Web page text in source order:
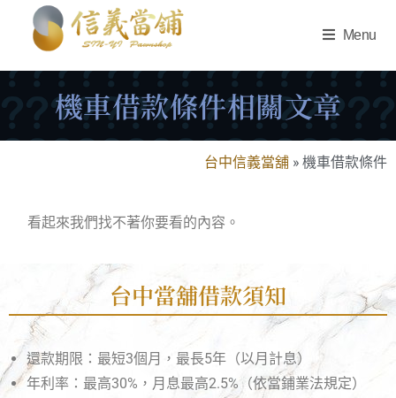
Menu
機車借款條件相關文章
台中信義當舖 »機車借款條件
看起來我們找不著你要看的內容。
台中當舖借款須知
還款期限：最短3個月，最長5年（以月計息）
年利率：最高30%，月息最高2.5%（依當鋪業法規定）